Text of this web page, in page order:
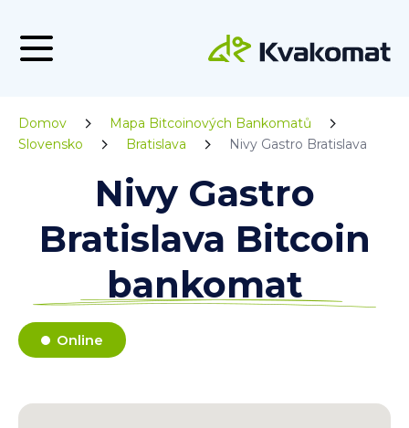
Domov
Mapa Bitcoinových Bankomatů
Slovensko
Bratislava Nivy Gastro Bratislava
Nivy Gastro
Bratislava Bitcoin
bankomat
Online